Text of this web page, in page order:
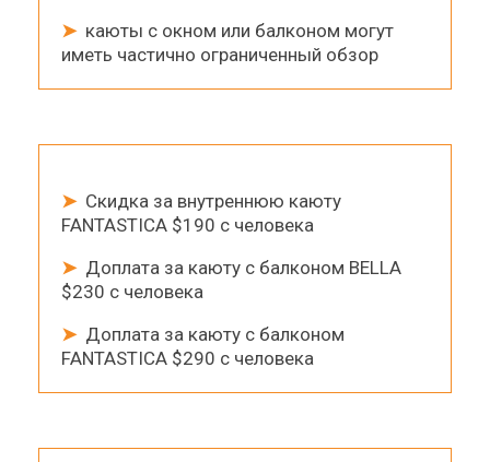
➤ каюты с окном или балконом могут
иметь частично ограниченный обзор
➤ Скидка за внутреннюю каюту
FANTASTICA $190 с человека
➤ Доплата за каюту с балконом BELLA
$230 с человека
➤ Доплата за каюту с балконом
FANTASTICA $290 с человека